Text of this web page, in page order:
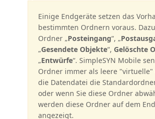
Einige Endgeräte setzen das
bestimmten Ordnern voraus.
Ordner „Posteingang“, „
„Gesendete Objekte“, Gelöschte
„Entwürfe“. SimpleSYN Mobile
Ordner immer als leere "virtuelle"
die Datendatei die
oder wenn Sie diese Ordner
werden diese Ordner auf dem
angezeigt.